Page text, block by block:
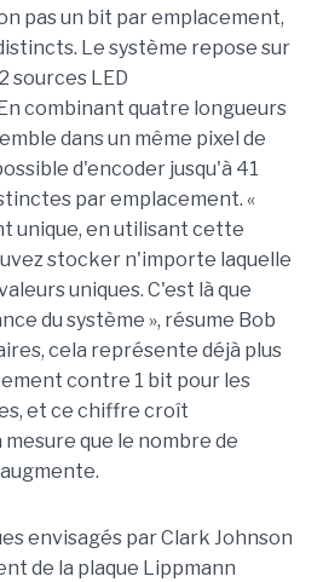
pas un bit par emplacement,
Le système repose sur
sources LED
combinant quatre longueurs
dans un même pixel de
d'encoder jusqu'à 41
par emplacement. «
unique, en utilisant cette
stocker n'importe laquelle
uniques. C'est là que
du système », résume Bob
cela représente déjà plus
contre 1 bit pour les
et ce chiffre croît
que le nombre de
envisagés par Clark Johnson
de la plaque Lippmann